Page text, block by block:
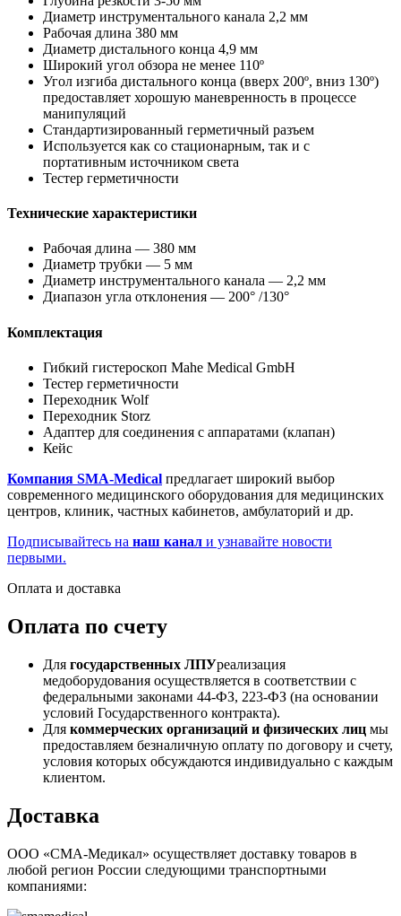
Диаметр инструментального канала 2,2 мм
Рабочая длина 380 мм
Диаметр дистального конца 4,9 мм
Широкий угол обзора не менее 110º
Угол изгиба дистального конца (вверх 200º, вниз 130º)
предоставляет хорошую маневренность в процессе
манипуляций
Стандартизированный герметичный разъем
Используется как со стационарным, так и с
портативным источником света
Тестер герметичности
Технические характеристики
Рабочая длина — 380 мм
Диаметр трубки — 5 мм
Диаметр инструментального канала — 2,2 мм
Диапазон угла отклонения — 200° /130°
Комплектация
Гибкий гистероскоп Mahe Medical GmbH
Тестер герметичности
Переходник Wolf
Переходник Storz
Адаптер для соединения с аппаратами (клапан)
Кейс
Компания SMA-Medical предлагает широкий выбор
современного медицинского оборудования для медицинских
центров, клиник, частных кабинетов, амбулаторий и др.
Подписывайтесь на наш канал и узнавайте новости
первыми.
Оплата и доставка
Оплата по счету
Для государственных ЛПУреализация
медоборудования осуществляется в соответствии с
федеральными законами 44-ФЗ, 223-ФЗ (на основании
условий Государственного контракта).
Для коммерческих организаций и физических лиц мы
предоставляем безналичную оплату по договору и счету,
условия которых обсуждаются индивидуально с каждым
клиентом.
Доставка
ООО «СМА-Медикал» осуществляет доставку товаров в
любой регион России следующими транспортными
компаниями: